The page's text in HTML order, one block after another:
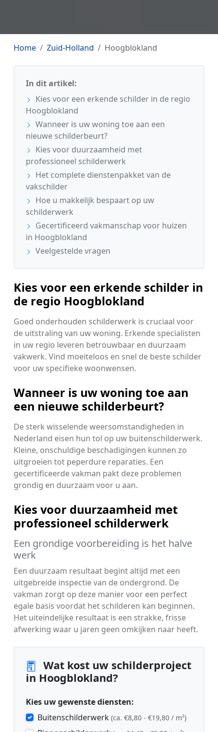
Home Zuid-Holland Hoogblokland
In dit artikel:
Kies voor een erkende schilder in de regio
Hoogblokland
Wanneer is uw woning toe aan een
nieuwe schilderbeurt?
Kies voor duurzaamheid met
professioneel schilderwerk
Het complete dienstenpakket van de
vakschilder
Hoe u makkelijk bespaart op uw
schilderwerk
Gecertificeerd vakmanschap voor huizen
in Hoogblokland
Veelgestelde vragen
Kies voor een erkende schilder in
de regio Hoogblokland
Goed onderhouden schilderwerk is cruciaal voor
de uitstraling van uw woning. Erkende specialisten
in uw regio leveren betrouwbaar en duurzaam
vakwerk. Vind moeiteloos en snel de beste schilder
voor uw specifieke woonwensen.
Wanneer is uw woning toe aan
een nieuwe schilderbeurt?
De sterk wisselende weersomstandigheden in
Nederland eisen hun tol op uw buitenschilderwerk.
Kleine, onschuldige beschadigingen kunnen zo
uitgroeien tot peperdure reparaties. Een
gecertificeerde vakman pakt deze problemen
grondig en duurzaam voor u aan.
Kies voor duurzaamheid met
professioneel schilderwerk
Een grondige voorbereiding is het halve
werk
Een duurzaam resultaat begint altijd met een
uitgebreide inspectie van de ondergrond. De
vakman zorgt op deze manier voor een perfect
egale basis voordat het schilderen kan beginnen.
Het uiteindelijke resultaat is een strakke, frisse
afwerking waar u jaren geen omkijken naar heeft.
Wat kost uw schilderproject
in Hoogblokland?
Kies uw gewenste diensten:
Buitenschilderwerk (ca. €8,80 - €19,80 / m²)